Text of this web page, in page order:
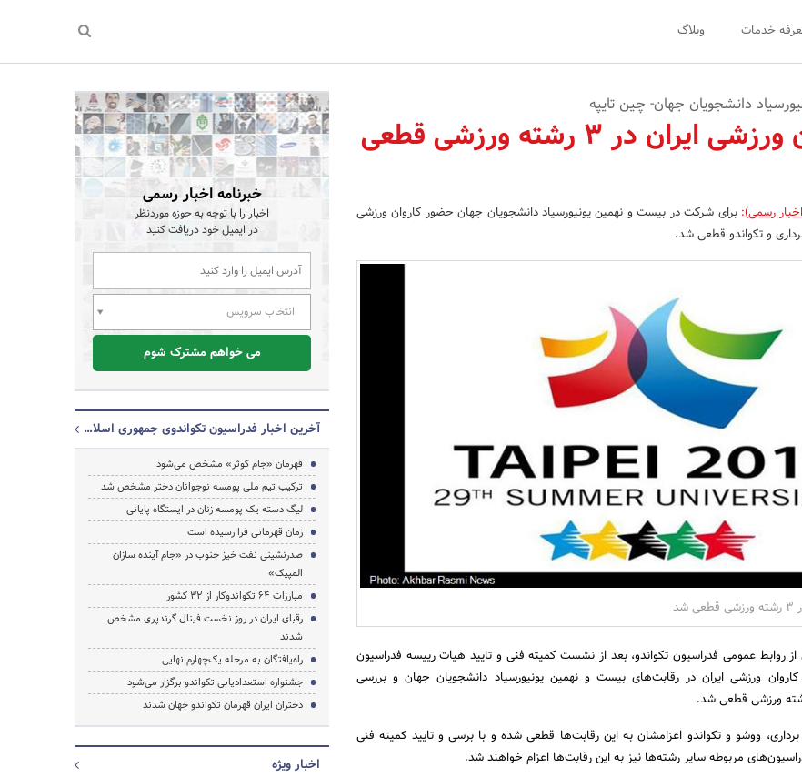
خدمات وبلاگ
دانشجویان جهان- چین تایپه
حضور کاروان ورزشی ایران در 3 رشته ورزشی قطعی
رسمی):برای شرکت در بیست و نهمین یونیورسیاد دانشجویان جهان حضور کاروان ورزشی
روابط عمومی فدراسیون تکواندو، بعد از نشست کمیته فنی و تایید هیات رییسه فدراسیون
ورزشی ایران در رقابت‌های بیست و نهمین یونیورسیاد دانشجویان جهان و بررسی
3 رشته وزنه برداری، ووشو و تکواندو اعزامشان به این رقابت‌ها قطعی شده و با برسی و تایید کمیته فنی
مربوطه سایر رشته‌ها نیز به این رقابت‌ها اعزام خواهند شد.
خبرنامه اخبار رسمی
اخبار را با توجه به حوزه موردنظر
در ایمیل خود دریافت کنید
انتخاب سرویس
می خواهم مشترک شوم
آخرین اخبار فدراسیون تکواندوی جمهوری اسلامی ایران
قهرمان «جام کوثر» مشخص می‌شود
ترکیب تیم ملی پومسه نوجوانان دختر مشخص شد
لیگ دسته یک پومسه زنان در ایستگاه پایانی
زمان قهرمانی فرا رسیده است
صدرنشینی نفت خیز جنوب در «جام آینده سازان
المپیک»
مبارزات 64 تکواندوکار از 32 کشور
رقبای ایران در روز نخست فینال گرندپری مشخص
شدند
راه‌یافتگان به مرحله یک‌چهارم نهایی
جشنواره استعدادیابی تکواندو برگزار می‌شود
دختران ایران قهرمان تکواندو جهان شدند
اخبار ویژه